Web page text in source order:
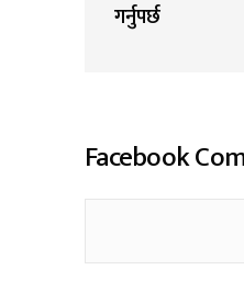
गर्नुपर्छ
Facebook